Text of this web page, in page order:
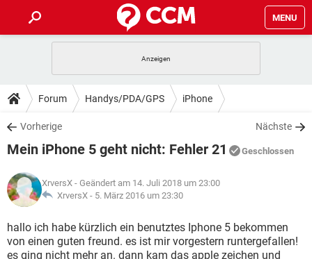
MENU
ANDROID IOS
WINDOWS 10
WHATSAPP TIKTOK
FACEBOOK
TIPPS & TRICKS
SPIELE STREAMING
WHATSAPP TIKTOK
FACEBOOK
DOWNLOADS
SPIELE STREAMING
ANDROID
WINDOWS 10 INSTAGRAM
WHATSAPP TIKTOK
FACEBOOK HARDWARE
SPIELE STREAMING
ANDROID
WINDOWS 10 INSTAGRAM
WHATSAPP TIKTOK
LEXIKON
SPIELE STREAMING
ANDROID IOS
Forum Handys/PDA/GPS iPhone
Vorherige Nächste
Mein iPhone 5 geht nicht: Fehler 21 Geschlossen
XrversX - Geändert am 14. Juli 2018 um 23:00
XrversX - 5. März 2016 um 23:30
hallo ich habe kürzlich ein benutztes Iphone 5 bekommen
von einen guten freund. es ist mir vorgestern runtergefallen!
es ging nicht mehr an. dann kam das apple zeichen und